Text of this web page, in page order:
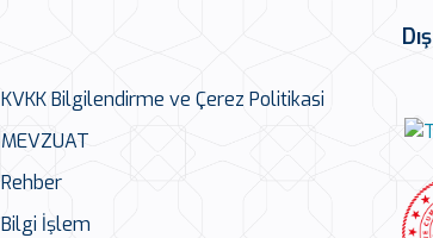
KVKK Bilgilendirme ve Çerez Politikasi
MEVZUAT
Rehber
Bilgi İşlem